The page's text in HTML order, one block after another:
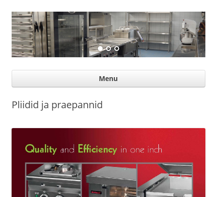
Suurköögiseadmed
Professional help for proffs
Menu
Pliidid ja praepannid